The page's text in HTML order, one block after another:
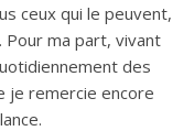
ceux qui le peuvent,
Pour ma part, vivant
des
je remercie encore